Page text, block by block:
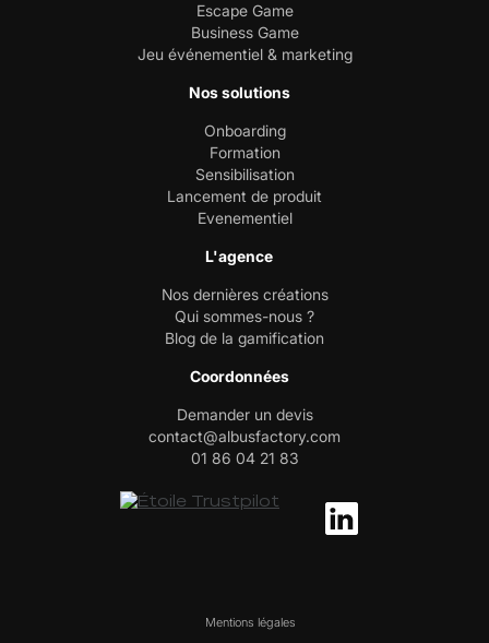
Escape Game
Business Game
Jeu événementiel & marketing
Nos solutions
Onboarding
Formation
Sensibilisation
Lancement de produit
Evenementiel
L'agence
Nos dernières créations
Qui sommes-nous ?
Blog de la gamification
Coordonnées
Demander un devis
contact@albusfactory.com
01 86 04 21 83
Mentions légales